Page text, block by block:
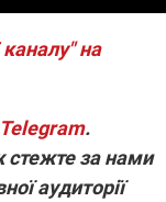
на
.
стежте за нами
аудиторії